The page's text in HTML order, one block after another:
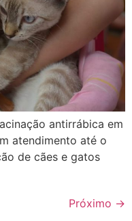
antirrábica em
atendimento até o
de cães e gatos
Próximo →